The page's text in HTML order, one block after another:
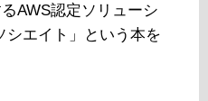
AWS認定ソリューシ
シエイト」という本を